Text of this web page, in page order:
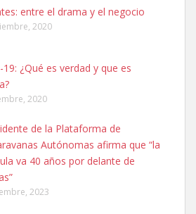
ninfa papillera, asustada tiene miedo a la
6.7.2025
entre el drama y el negocio
2020
19: ¿Qué es verdad y que es
2020
de la Plataforma de
Autónomas afirma que “la
va 40 años por delante de
2023